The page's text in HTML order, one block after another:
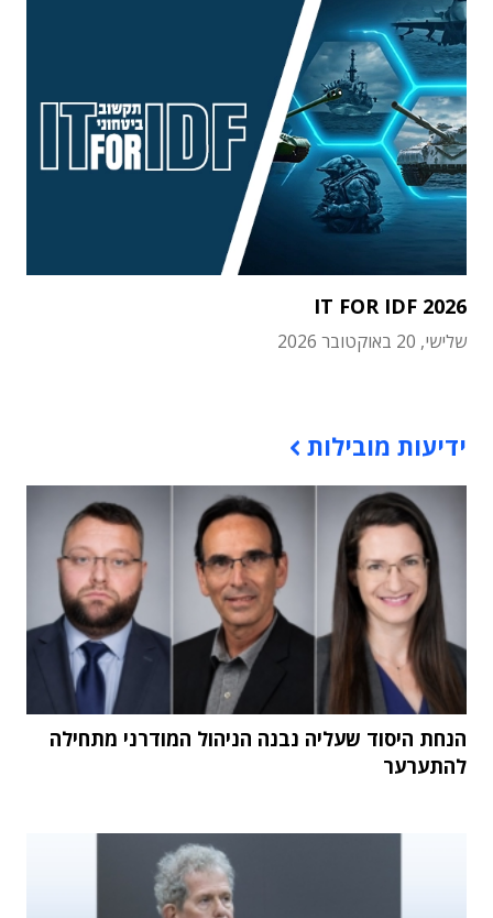
IT FOR IDF 2026
שלישי, 20 באוקטובר 2026
ידיעות מובילות
הנחת היסוד שעליה נבנה הניהול המודרני מתחילה
להתערער